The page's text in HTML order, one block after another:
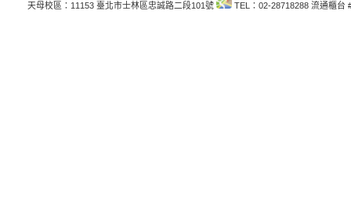
天母校區：11153 臺北市士林區忠誠路二段101號
TEL：02-28718288 流通櫃台